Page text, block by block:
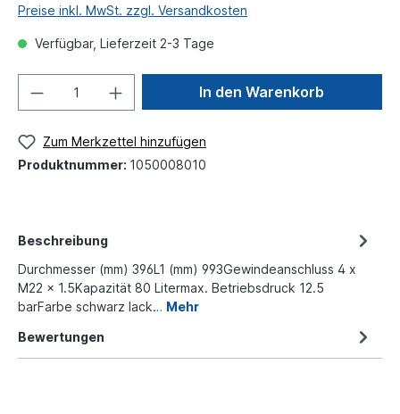
Preise inkl. MwSt. zzgl. Versandkosten
Verfügbar, Lieferzeit 2-3 Tage
In den Warenkorb
Zum Merkzettel hinzufügen
Produktnummer: 1050008010
Beschreibung
Durchmesser (mm) 396L1 (mm) 993Gewindeanschluss 4 x
M22 x 1.5Kapazität 80 Litermax. Betriebsdruck 12.5
barFarbe schwarz lack… Mehr
Bewertungen